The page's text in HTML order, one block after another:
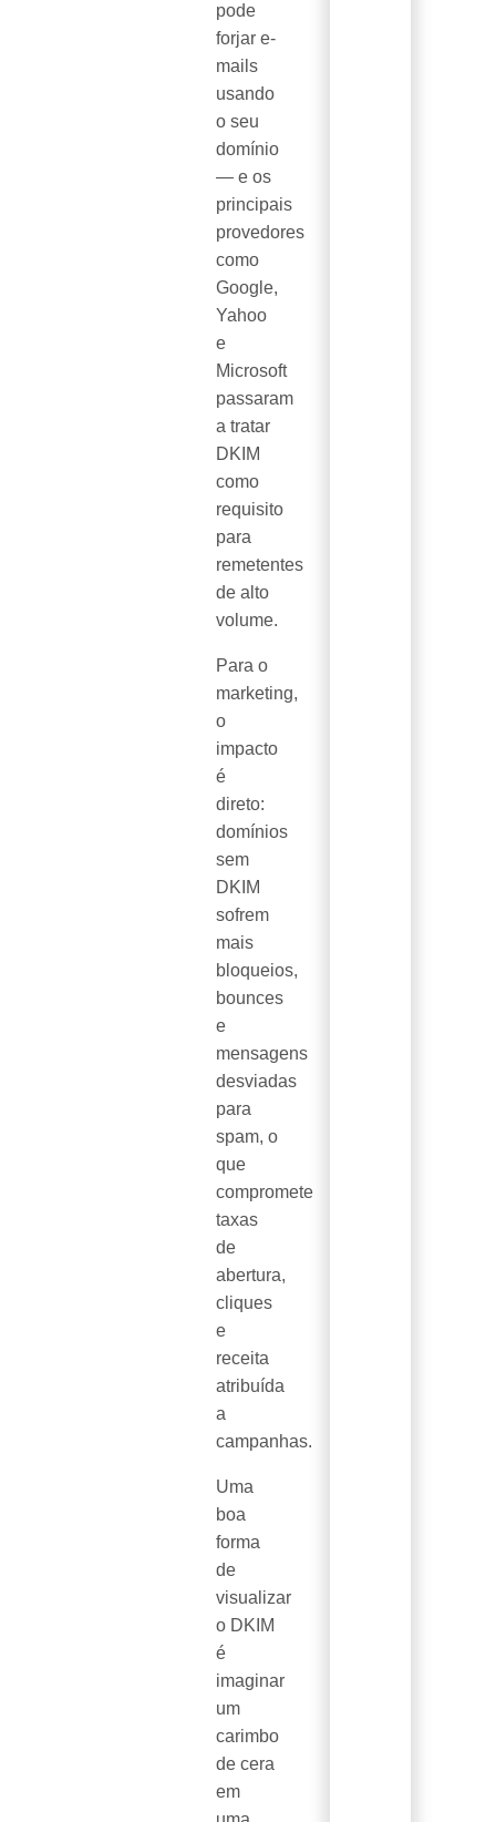
pode
forjar e-
mails
usando
o seu
domínio
— e os
principais
provedores
como
Google,
Yahoo
e
Microsoft
passaram
a tratar
DKIM
como
requisito
para
remetentes
de alto
volume.
Para o
marketing,
o
impacto
é
direto:
domínios
sem
DKIM
sofrem
mais
bloqueios,
bounces
e
mensagens
desviadas
para
spam, o
que
compromete
taxas
de
abertura,
cliques
e
receita
atribuída
a
campanhas.
Uma
boa
forma
de
visualizar
o DKIM
é
imaginar
um
carimbo
de cera
em